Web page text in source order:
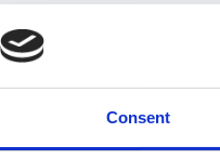
Consent